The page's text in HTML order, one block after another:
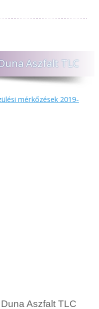
Aszfalt TLC
mérkőzések 2019-
Aszfalt TLC